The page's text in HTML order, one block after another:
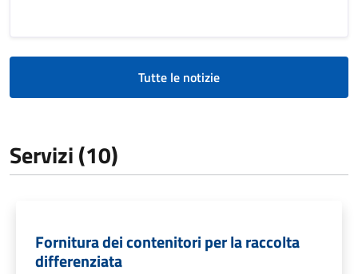
Tutte le notizie
Servizi (10)
Fornitura dei contenitori per la raccolta
differenziata